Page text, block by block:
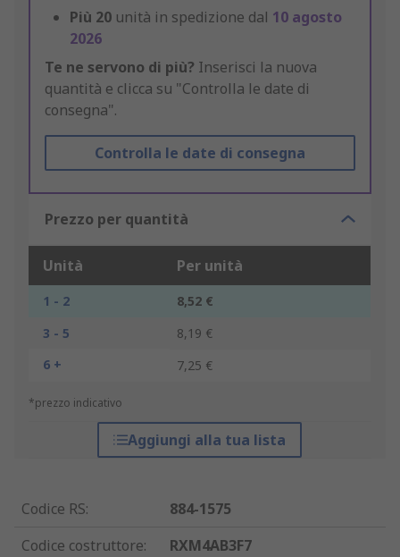
Più 20 unità in spedizione dal 10 agosto
2026
Te ne servono di più? Inserisci la nuova
quantità e clicca su "Controlla le date di
consegna".
Controlla le date di consegna
Prezzo per quantità
Unità Per unità
1 - 2
8,52 €
3 - 5
8,19 €
6 +
7,25 €
*prezzo indicativo
Aggiungi alla tua lista
Codice RS:
884-1575
Codice costruttore:
RXM4AB3F7